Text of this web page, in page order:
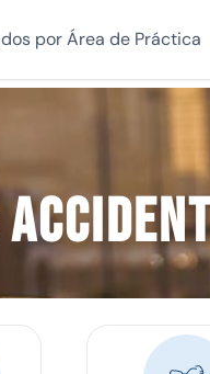
por Área de Práctica